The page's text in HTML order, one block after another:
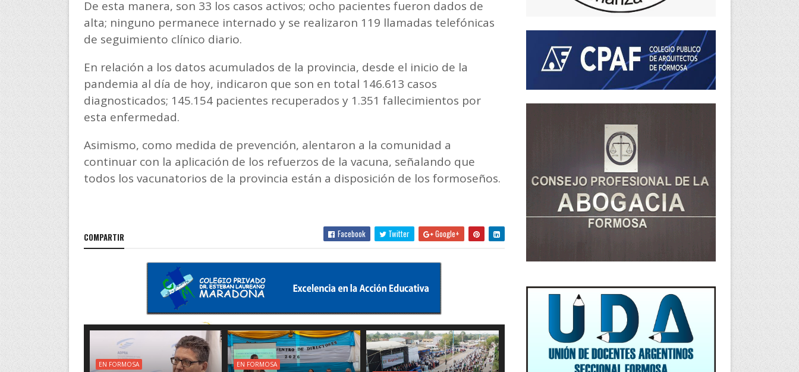
De esta manera, son 33 los casos activos; ocho pacientes fueron dados de
alta; ninguno permanece internado y se realizaron 119 llamadas telefónicas
de seguimiento clínico diario.
En relación a los datos acumulados de la provincia, desde el inicio de la
pandemia al día de hoy, indicaron que son en total 146.613 casos
diagnosticados; 145.154 pacientes recuperados y 1.351 fallecimientos por
esta enfermedad.
Asimismo, como medida de prevención, alentaron a la comunidad a
continuar con la aplicación de los refuerzos de la vacuna, señalando que
todos los vacunatorios de la provincia están a disposición de los formoseños.
COMPARTIR Facebook Twitter Google+
EN FORMOSA EN FORMOSA